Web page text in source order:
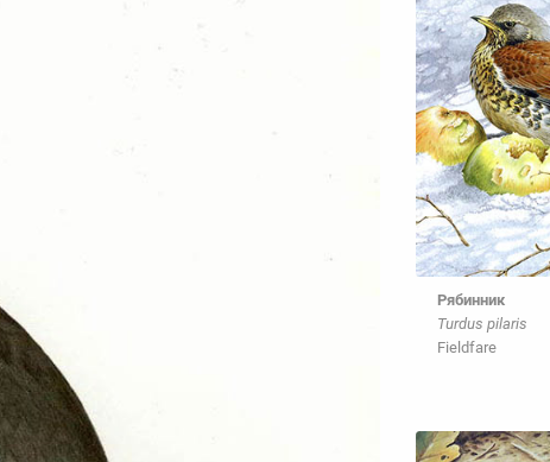
Рябинник
Turdus pilaris
Fieldfare